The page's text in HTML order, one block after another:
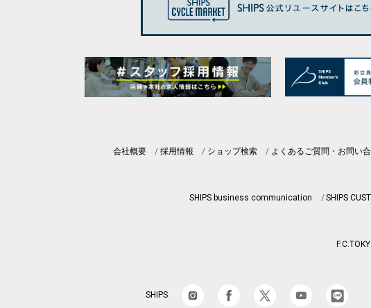
会社概要
採用情報 ショップ検索 よくあるご質問・お問い
SHIPS business communication
SHIPS
SHIPS